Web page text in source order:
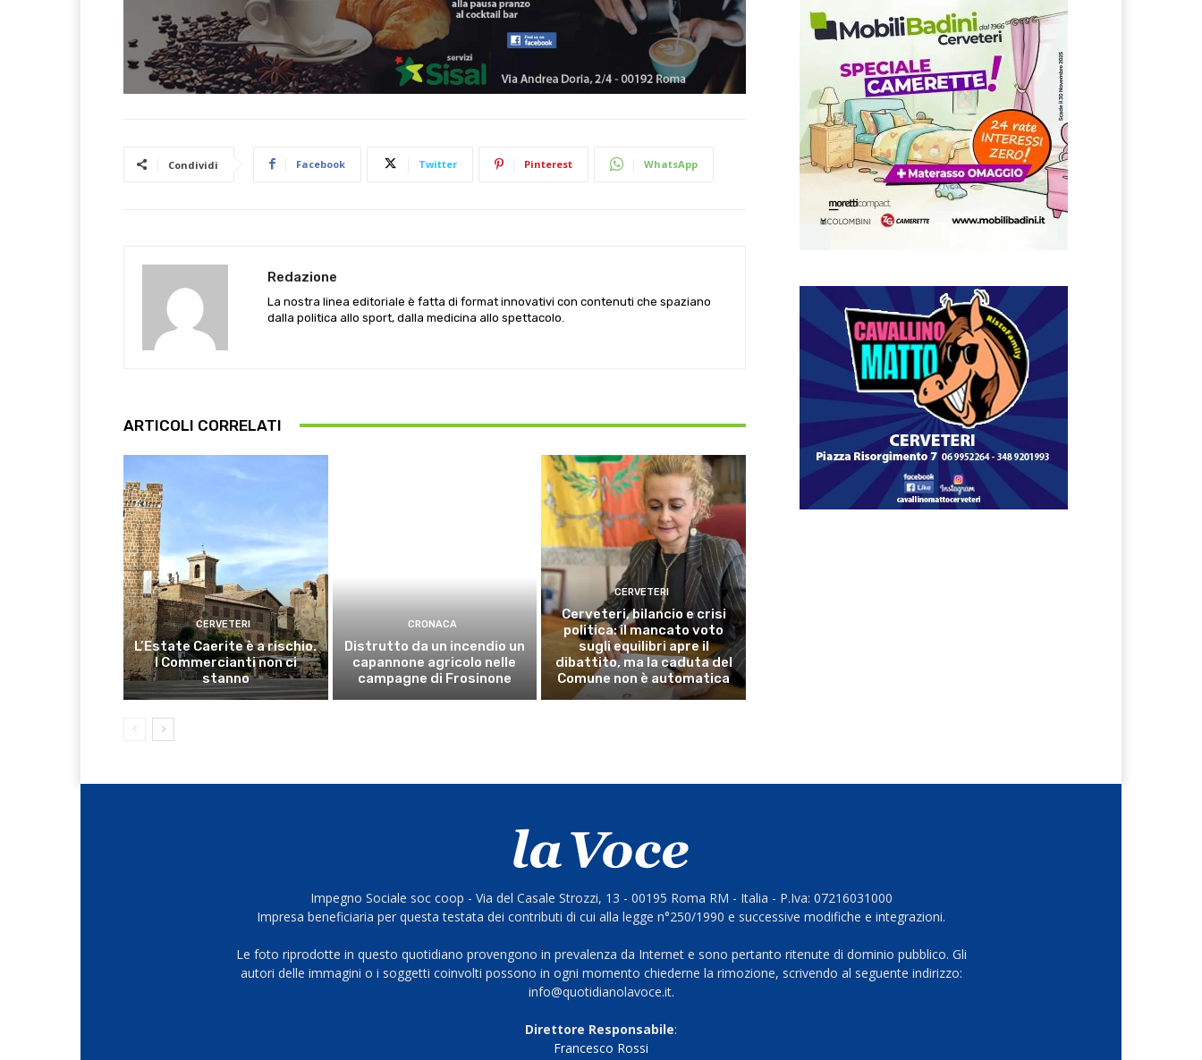
Condividi Facebook Twitter Pinterest WhatsApp
Redazione
La nostra linea editoriale è fatta di format innovativi con contenuti che spaziano
dalla politica allo sport, dalla medicina allo spettacolo.
ARTICOLI CORRELATI
CERVETERI
L’Estate Caerite è a rischio.
I Commercianti non ci
stanno
CRONACA
Distrutto da un incendio un
capannone agricolo nelle
campagne di Frosinone
CERVETERI
Cerveteri, bilancio e crisi
politica: il mancato voto
sugli equilibri apre il
dibattito, ma la caduta del
Comune non è automatica
Impegno Sociale soc coop - Via del Casale Strozzi, 13 - 00195 Roma RM - Italia - P.Iva: 07216031000
Impresa beneficiaria per questa testata dei contributi di cui alla legge n°250/1990 e successive modifiche e integrazioni.
Le foto riprodotte in questo quotidiano provengono in prevalenza da Internet e sono pertanto ritenute di dominio pubblico. Gli
autori delle immagini o i soggetti coinvolti possono in ogni momento chiederne la rimozione, scrivendo al seguente indirizzo:
info@quotidianolavoce.it.
Direttore Responsabile:
Francesco Rossi